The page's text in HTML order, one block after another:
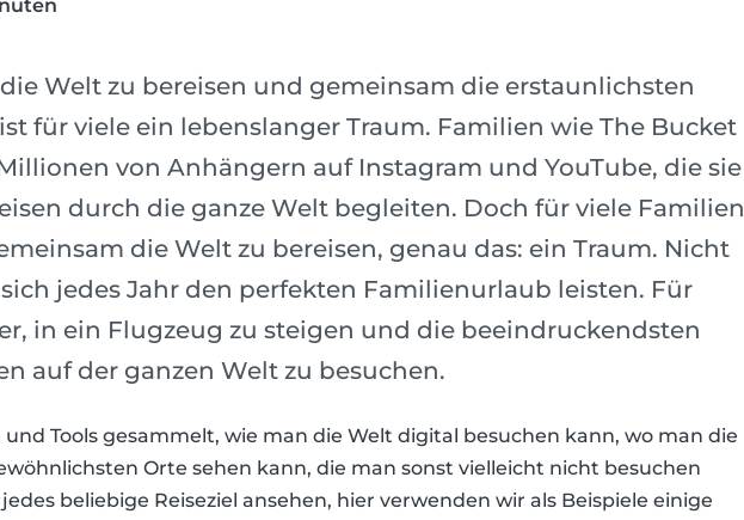
Welt zu bereisen und gemeinsam die erstaunlichsten
für viele ein lebenslanger Traum. Familien wie The Bucket
von Anhängern auf Instagram und YouTube, die sie
durch die ganze Welt begleiten. Doch für viele Familien
die Welt zu bereisen, genau das: ein Traum. Nicht
jedes Jahr den perfekten Familienurlaub leisten. Für
in ein Flugzeug zu steigen und die beeindruckendsten
auf der ganzen Welt zu besuchen.
Tools gesammelt, wie man die Welt digital besuchen kann, wo man die
Orte sehen kann, die man sonst vielleicht nicht besuchen
beliebige Reiseziel ansehen, hier verwenden wir als Beispiele einige